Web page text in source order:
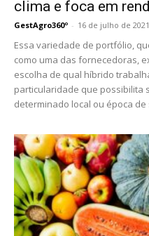
clima e foca em
GestAgro360º - 16 de julho de 2021
Essa variedade de portfólio,
como uma das fornecedoras,
escolha de qual híbrido
particularidade que possibilita
determinado local ou época de